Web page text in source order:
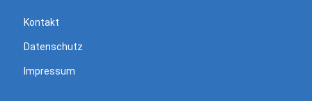
Kontakt
Datenschutz
Impressum